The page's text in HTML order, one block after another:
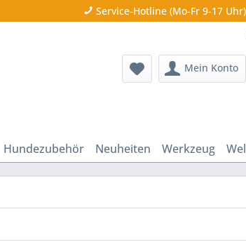
Service-Hotline (Mo-Fr 9-17
Mein Konto
Hundezubehör Neuheiten Werkzeug